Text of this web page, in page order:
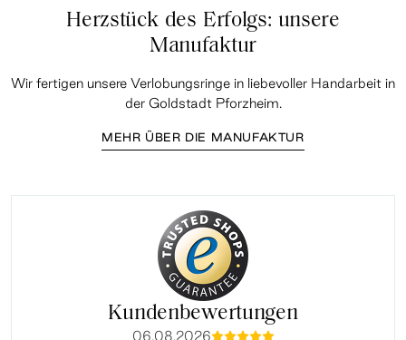
Herzstück des Erfolgs: unsere
Manufaktur
Wir fertigen unsere Verlobungsringe in liebevoller Handarbeit in
der Goldstadt Pforzheim.
MEHR ÜBER DIE MANUFAKTUR
Kundenbewertungen
06.08.2026mmmmm